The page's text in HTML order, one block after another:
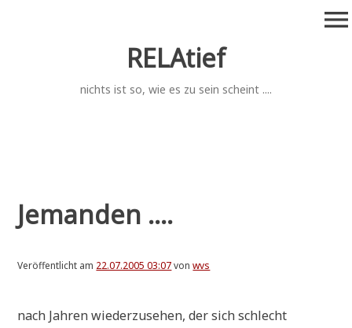
RELAtief
nichts ist so, wie es zu sein scheint ....
menu
Jemanden ....
Veröffentlicht am 22.07.2005 03:07vonwvs
nach Jah­ren wie­der­zu­se­hen, der sich schlecht